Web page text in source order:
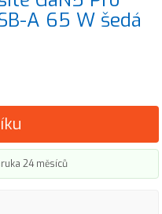
A 65 W šedá
24 měsíců